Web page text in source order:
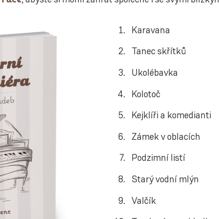
Karavana
Tanec skřítků
Ukolébavka
Kolotoč
Kejklíři a komedianti
Zámek v oblacích
Podzimní listí
Starý vodní mlýn
Valčík